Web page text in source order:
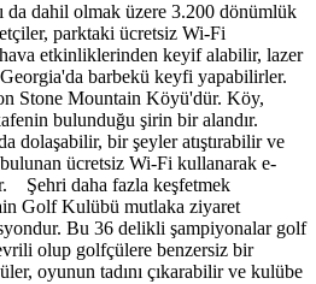
da dahil olmak üzere 3.200 dönümlük
parktaki ücretsiz Wi-Fi
hava etkinliklerinden keyif alabilir, lazer
barbekü keyfi yapabilirler.
Stone Mountain Köyü'dür. Köy,
bulunduğu şirin bir alandır.
dolaşabilir, bir şeyler atıştırabilir ve
ücretsiz Wi-Fi kullanarak e-
Şehri daha fazla keşfetmek
Golf Kulübü mutlaka ziyaret
Bu 36 delikli şampiyonalar golf
olup golfçülere benzersiz bir
oyunun tadını çıkarabilir ve kulübe